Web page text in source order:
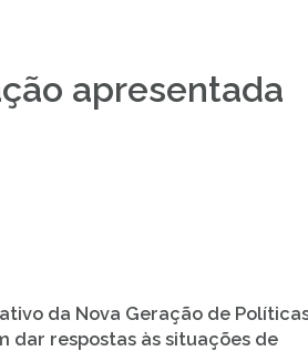
apresentada
da Nova Geração de
dar respostas às situações de